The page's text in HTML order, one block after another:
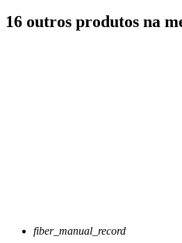
16 outros produtos na
fiber_manual_record